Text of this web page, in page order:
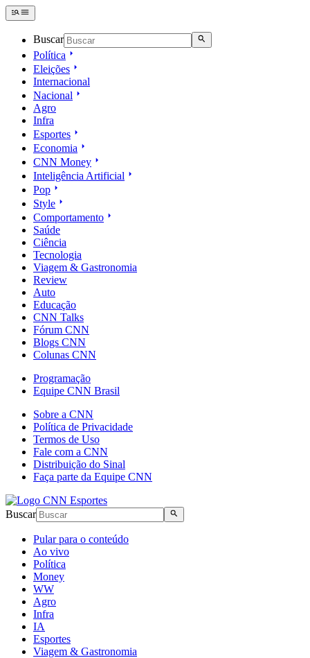
Buscar
Política
Eleições
Internacional
Nacional
Agro
Infra
Esportes
Economia
CNN Money
Inteligência Artificial
Pop
Style
Comportamento
Saúde
Ciência
Tecnologia
Viagem & Gastronomia
Review
Auto
Educação
CNN Talks
Fórum CNN
Blogs CNN
Colunas CNN
Programação
Equipe CNN Brasil
Sobre a CNN
Política de Privacidade
Termos de Uso
Fale com a CNN
Distribuição do Sinal
Faça parte da Equipe CNN
Buscar
Pular para o conteúdo
Ao vivo
Política
Money
WW
Agro
Infra
IA
Esportes
Viagem & Gastronomia